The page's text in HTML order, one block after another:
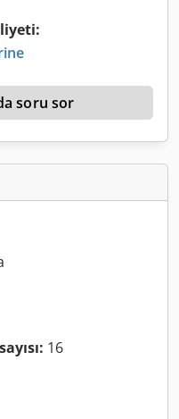
soru sor
16